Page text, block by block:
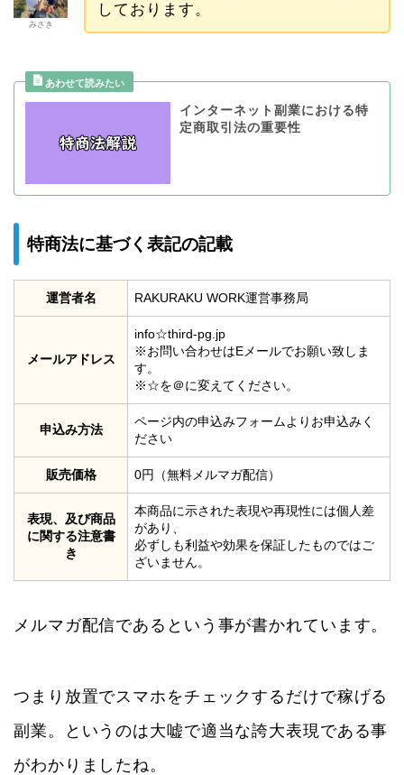
みさき
しております。
インターネット副業における特
定商取引法の重要性
特商法に基づく表記の記載
運営者名 RAKURAKU WORK運営事務局
メールアドレス
info☆third-pg.jp
※お問い合わせはEメールでお願い致しま
す。
※☆を＠に変えてください。
申込み方法
ページ内の申込みフォームよりお申込みく
ださい
販売価格 0円（無料メルマガ配信）
表現、及び商品
に関する注意書
き
本商品に示された表現や再現性には個人差
があり、
必ずしも利益や効果を保証したものではご
ざいません。
メルマガ配信であるという事が書かれています。
つまり放置でスマホをチェックするだけで稼げる
副業。というのは大嘘で適当な誇大表現である事
がわかりましたね。